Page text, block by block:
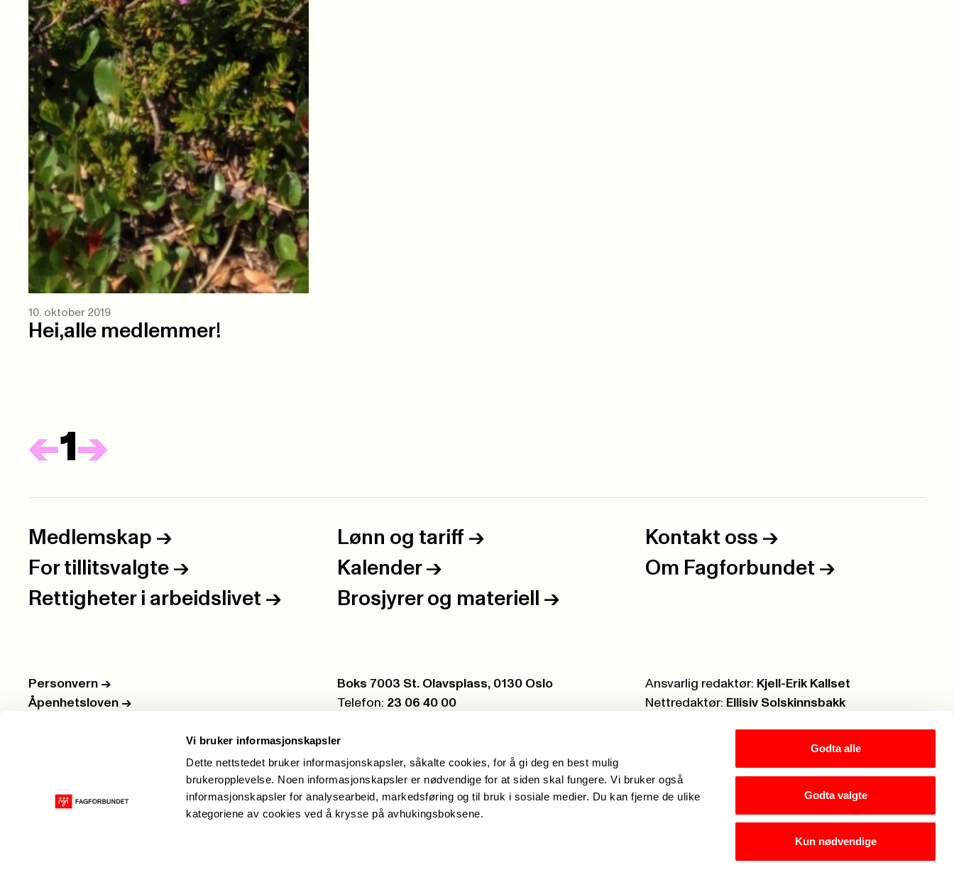
Vi bruker informasjonskapsler
Dette nettstedet bruker informasjonskapsler, såkalte cookies, for å gi deg en best mulig
brukeropplevelse. Noen informasjonskapsler er nødvendige for at siden skal fungere. Vi bruker også
informasjonskapsler for analysearbeid, markedsføring og til bruk i sosiale medier. Du kan fjerne de ulike
kategoriene av cookies ved å krysse på avhukingsboksene.
Godta alle
Godta valgte
Kun nødvendige
10. oktober 2019
Hei,alle medlemmer!
<-Forrige
1 ->
Medlemskap -> Lønn og tariff -> Kontakt oss ->
For tillitsvalgte -> Kalender -> Om Fagforbundet ->
Rettigheter i arbeidslivet -> Brosjyrer og materiell ->
Personvern ->
Åpenhetsloven ->
Postboks:
Boks 7003 St. Olavsplass, 0130 Oslo
Telefon: 23 06 40 00
Ansvarlig redaktør: Kjell-Erik Kallset
Nettredaktør: Ellisiv Solskinnsbakk